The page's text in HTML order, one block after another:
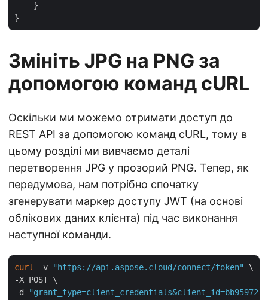
    }
Змініть JPG на PNG за
допомогою команд cURL
Оскільки ми можемо отримати доступ до
REST API за допомогою команд cURL, тому в
цьому розділі ми вивчаємо деталі
перетворення JPG у прозорий PNG. Тепер, як
передумова, нам потрібно спочатку
згенерувати маркер доступу JWT (на основі
облікових даних клієнта) під час виконання
наступної команди.
curl -v "https://api.aspose.cloud/connect/token"
\
-X POST \
-d
"grant_type=client_credentials&client_id=bb959721-